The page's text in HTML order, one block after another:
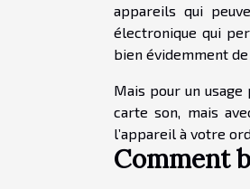
appareils qui
électronique qui
bien évidemment
Mais pour un
carte son, mais
l’appareil à votre
Comment